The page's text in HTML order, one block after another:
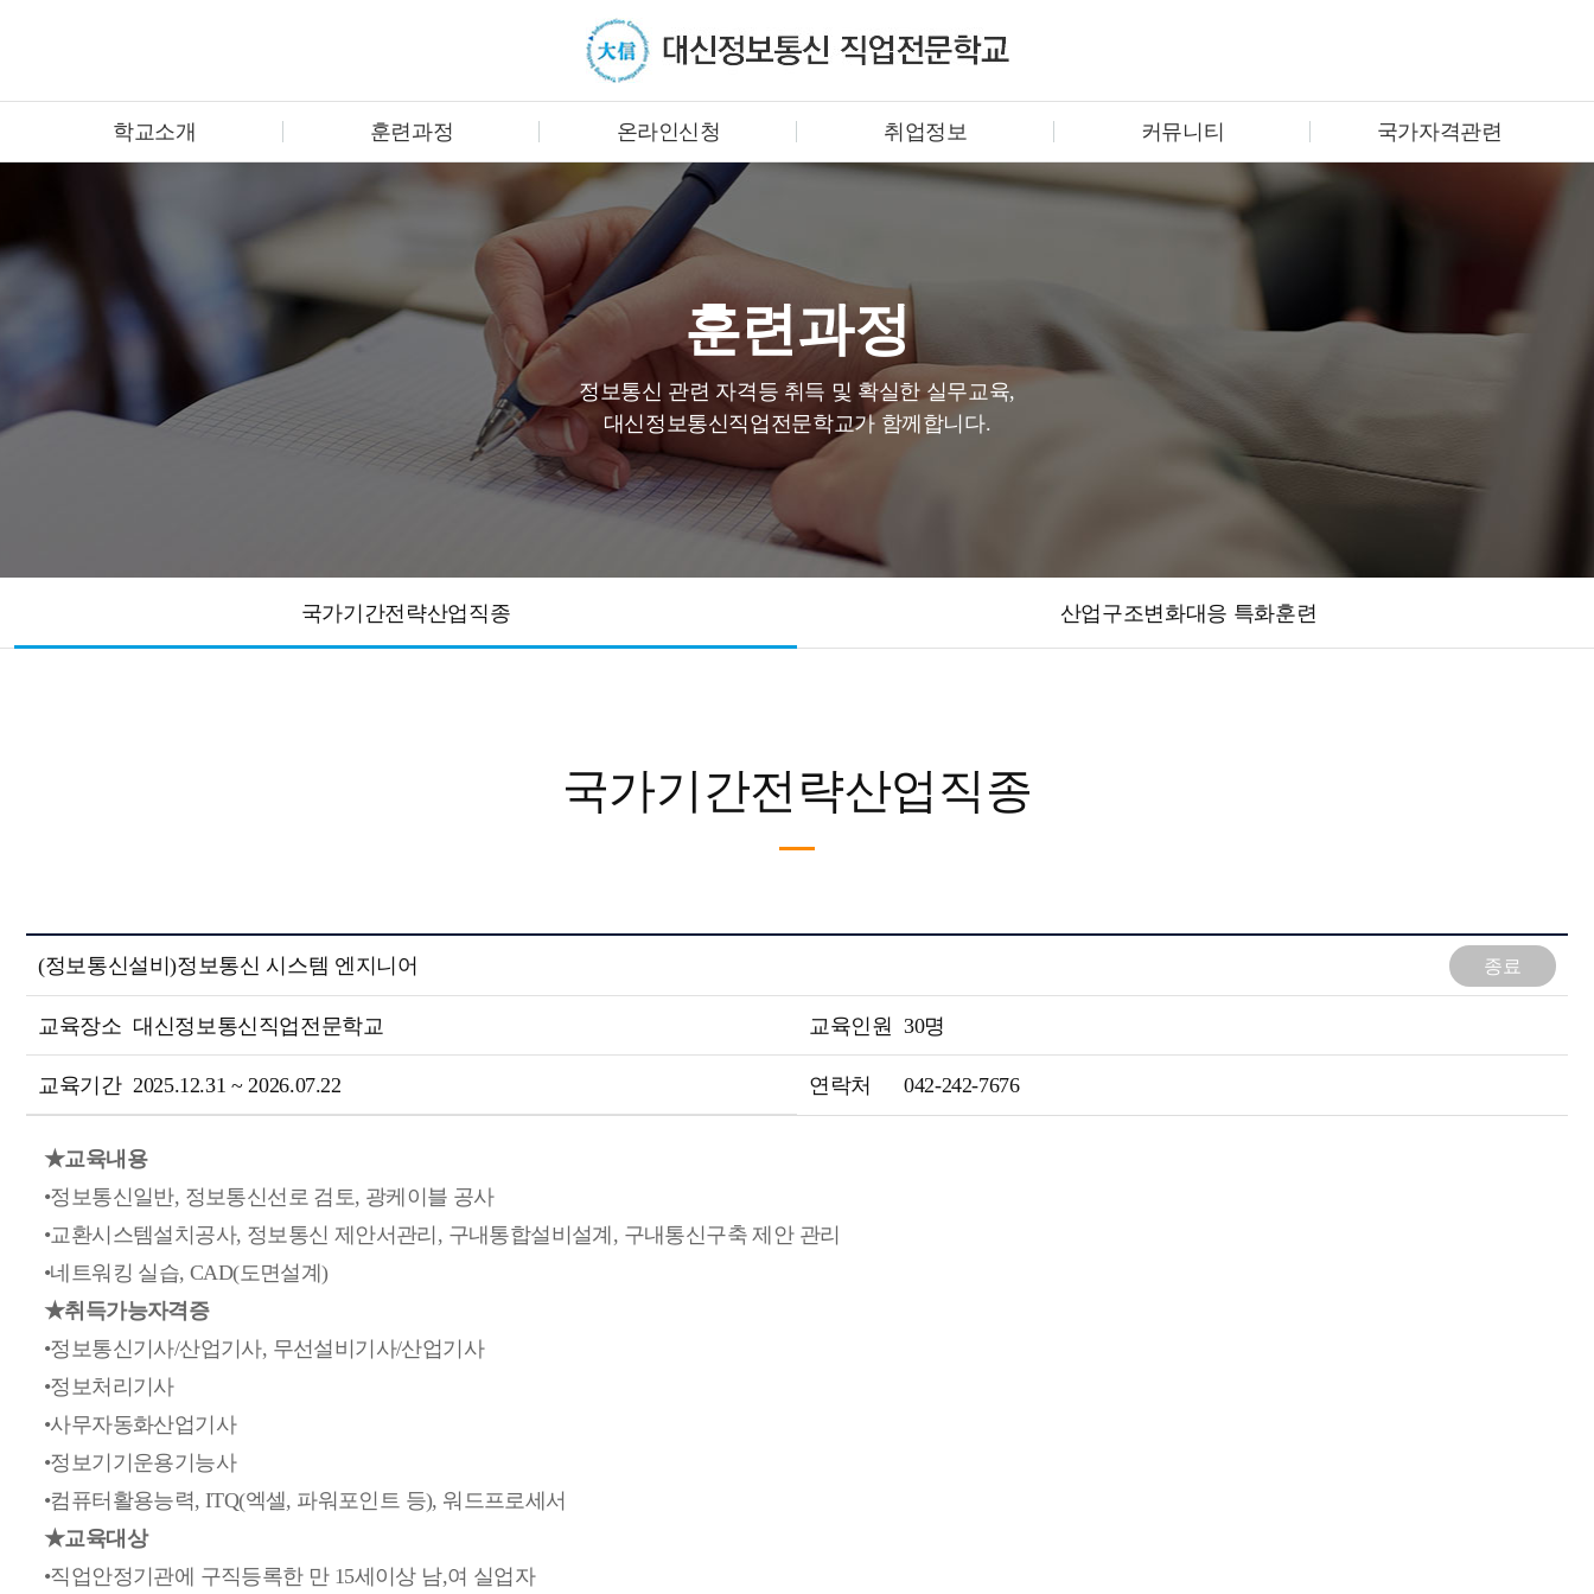
학교소개 훈련과정 온라인신청 취업정보 커뮤니티 국가자격관련
훈련과정
정보통신 관련 자격등 취득 및 확실한 실무교육,
대신정보통신직업전문학교가 함께합니다.
국가기간전략산업직종 산업구조변화대응 특화훈련
국가기간전략산업직종
(정보통신설비)정보통신 시스템 엔지니어 종료
교육장소 대신정보통신직업전문학교 교육인원 30명
교육기간 2025.12.31 ~ 2026.07.22 연락처 042-242-7676
★교육내용
•정보통신일반, 정보통신선로 검토, 광케이블 공사
•교환시스템설치공사, 정보통신 제안서관리, 구내통합설비설계, 구내통신구축 제안 관리
•네트워킹 실습, CAD(도면설계)
★취득가능자격증
•정보통신기사/산업기사, 무선설비기사/산업기사
•정보처리기사
•사무자동화산업기사
•정보기기운용기능사
•컴퓨터활용능력, ITQ(엑셀, 파워포인트 등), 워드프로세서
★교육대상
•직업안정기관에 구직등록한 만 15세이상 남,여 실업자